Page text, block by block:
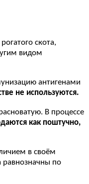
скота,
видом
антигенами
не используются.
В процессе
как поштучно,
в своём
равнозначны по